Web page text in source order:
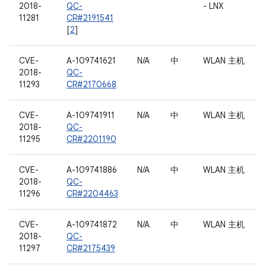
2018-
11281
QC-
CR#2191541
[2]
- LNX
CVE-
2018-
11293
A-109741621
QC-
CR#2170668
N/A 中 WLAN 主机
CVE-
2018-
11295
A-109741911
QC-
CR#2201190
N/A 中 WLAN 主机
CVE-
2018-
11296
A-109741886
QC-
CR#2204463
N/A 中 WLAN 主机
CVE-
2018-
11297
A-109741872
QC-
CR#2175439
N/A 中 WLAN 主机